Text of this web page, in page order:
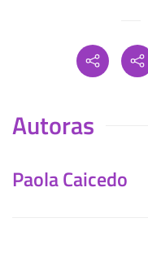
Autoras
Paola Caicedo